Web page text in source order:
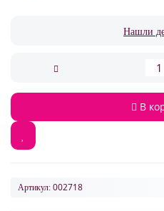
Нашли
В
Артикул: 002718